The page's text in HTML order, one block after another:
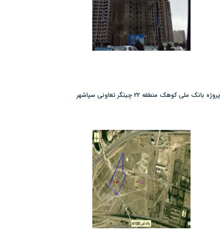
پروژه بانک ملی کوهک منطقه 22 چیتگر تعاونی سپاشهر